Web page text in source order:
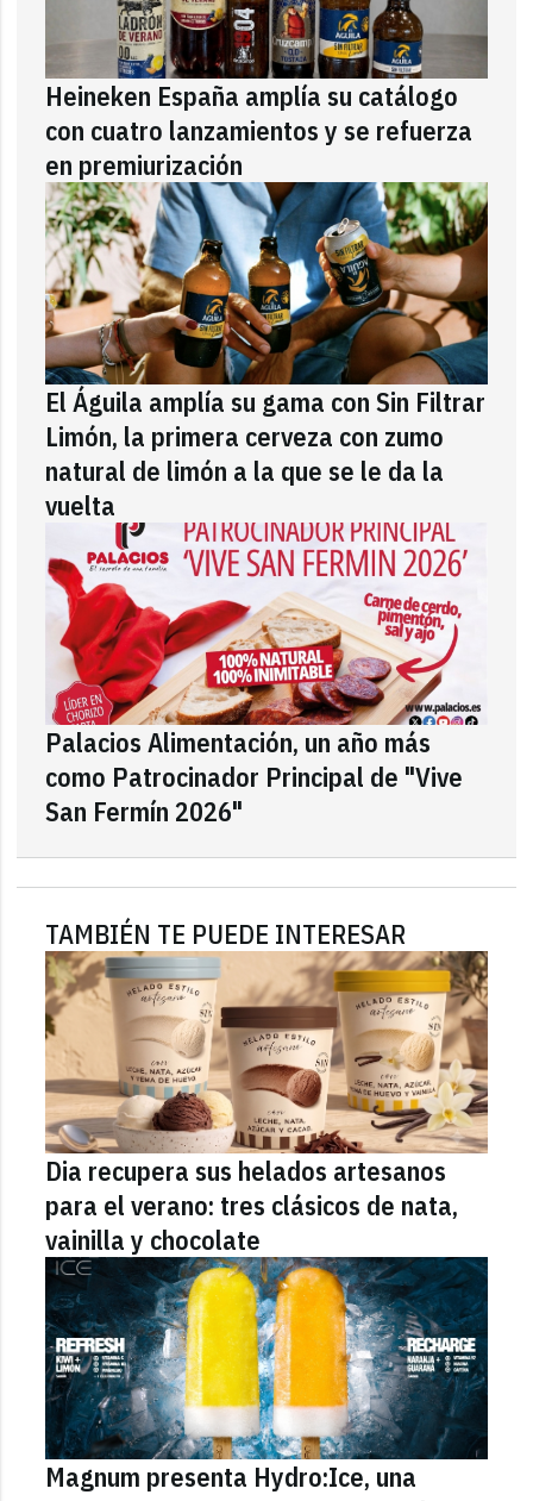
Heineken España amplía su catálogo
con cuatro lanzamientos y se refuerza
en premiurización
El Águila amplía su gama con Sin Filtrar
Limón, la primera cerveza con zumo
natural de limón a la que se le da la
vuelta
Palacios Alimentación, un año más
como Patrocinador Principal de "Vive
San Fermín 2026"
TAMBIÉN TE PUEDE INTERESAR
Dia recupera sus helados artesanos
para el verano: tres clásicos de nata,
vainilla y chocolate
Magnum presenta Hydro:Ice, una